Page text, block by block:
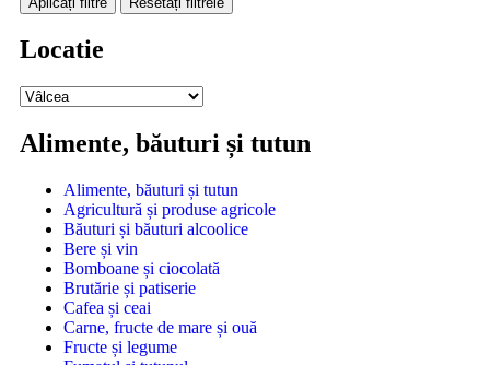
Locatie
Alimente, băuturi și tutun
Alimente, băuturi și tutun
Agricultură și produse agricole
Băuturi și băuturi alcoolice
Bere și vin
Bomboane și ciocolată
Brutărie și patiserie
Cafea și ceai
Carne, fructe de mare și ouă
Fructe și legume